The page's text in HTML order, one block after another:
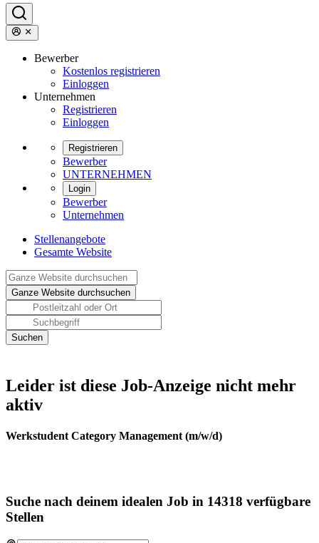
Bewerber
Kostenlos registrieren
Einloggen
Unternehmen
Registrieren
Einloggen
Registrieren
Bewerber
UNTERNEHMEN
Login
Bewerber
Unternehmen
Stellenangebote
Gesamte Website
Leider ist diese Job-Anzeige nicht mehr
aktiv
Werkstudent Category Management (m/w/d)
Suche nach deinem idealen Job in 14318 verfügbare
Stellen